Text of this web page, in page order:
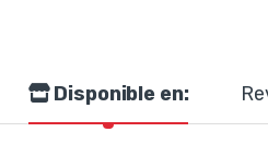
Disponible en: